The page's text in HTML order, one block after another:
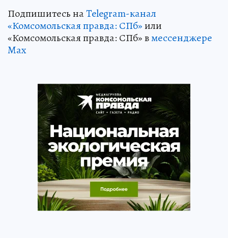
Подпишитесь наTelegram-канал
«Комсомольская правда: СПб»или
«Комсомольская правда: СПб» вмессенджере
Max